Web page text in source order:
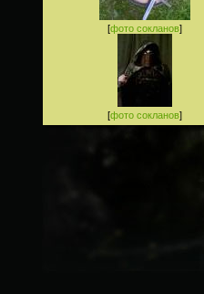
[фото сокланов]
[фото сокланов]